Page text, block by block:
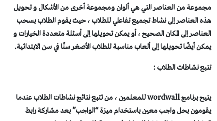
من العناصر التي هي ألوان ومجموعة أخرى من الأشكال و تحويل
العناصر إلى نشاط تجميع تفاعلي للطلاب ، حيث يقوم الطلاب بسحب
إلى المكان الصحيح ، أو يمكن تحويلها إلى أسئلة متعددة الخيارات و
أيضًا تحويلها إلى ألعاب مناسبة للطلاب الأصغر سنًا في سن الابتدائية.
نشاطات الطلاب :
يتيح برنامج wordwall للمعلمين ، من تتبع نتائج نشاطات الطلاب عندما
بحل واجب معين باستخدام ميزة “الواجب” بعد مشاركة رابط